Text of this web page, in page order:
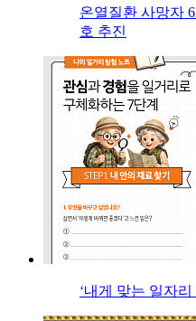
온열질환 사망자
호 추진
‘내게 맞는 일자